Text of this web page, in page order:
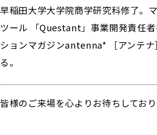
早稲田大学大学院商学研究科修了。
ツール 「Questant」事業開発責任
ションマガジンantenna* ［アンテ
る。
皆様のご来場を心よりお待ちしており